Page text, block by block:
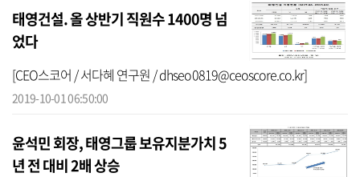
태영건설. 올 상반기 직원수 1400명 넘
었다
[CEO스코어 / 서다혜 연구원 / dhseo0819@ceoscore.co.kr]
2019-10-01 06:50:00
윤석민 회장, 태영그룹 보유지분가치 5
년 전 대비 2배 상승